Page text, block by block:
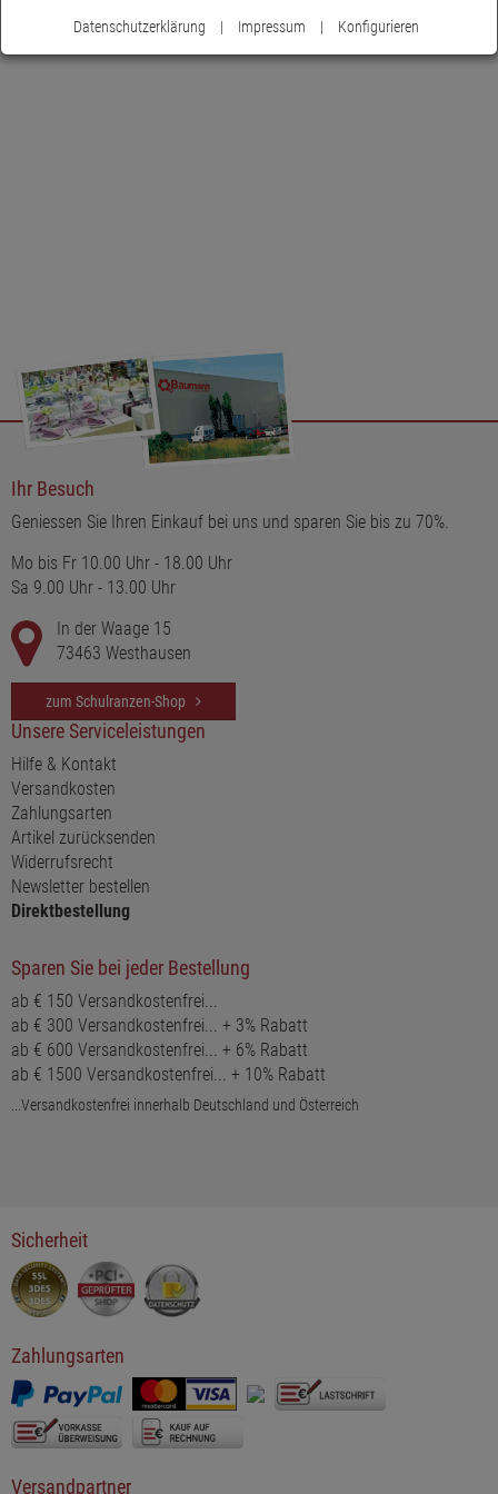
Ihr Besuch
Geniessen Sie Ihren Einkauf bei uns und sparen Sie bis zu 70%.
Mo bis Fr 10.00 Uhr - 18.00 Uhr
Sa 9.00 Uhr - 13.00 Uhr
In der Waage 15
73463 Westhausen
zum Schulranzen-Shop
Unsere Serviceleistungen
Hilfe & Kontakt
Versandkosten
Zahlungsarten
Artikel zurücksenden
Widerrufsrecht
Newsletter bestellen
Direktbestellung
Sparen Sie bei jeder Bestellung
ab € 150 Versandkostenfrei...
ab € 300 Versandkostenfrei... + 3% Rabatt
ab € 600 Versandkostenfrei... + 6% Rabatt
ab € 1500 Versandkostenfrei... + 10% Rabatt
...Versandkostenfrei innerhalb Deutschland und Österreich
Sicherheit
Zahlungsarten
Versandpartner
Datenschutzerklärung | Impressum | Konfigurieren